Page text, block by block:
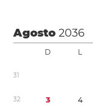
Agosto2036
D L
31
32 3 4